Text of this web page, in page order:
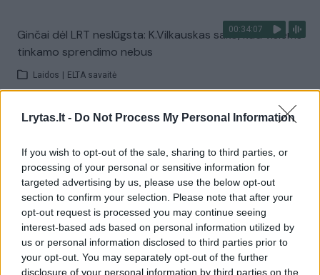
Lrytas.lt - Do Not Process My Personal Information
If you wish to opt-out of the sale, sharing to third parties, or
processing of your personal or sensitive information for
targeted advertising by us, please use the below opt-out
section to confirm your selection. Please note that after your
opt-out request is processed you may continue seeing
interest-based ads based on personal information utilized by
us or personal information disclosed to third parties prior to
your opt-out. You may separately opt-out of the further
disclosure of your personal information by third parties on the
00:34:07
Ginčai dėl LRT neslūgsta: K.Vilkauskas sako, kad visiems
tinkamo sprendimo nebus
Laidos | ELTA savaitė
00:43:37
M. Garbačiauskaitė-Budrienė perspėja: naujas
atleidimui
Žinios Lietuvos diena
00:13:56
Neabejoja, kad didėjantys protestų dalyvių skaičiai
daro įtaką LSDP: tai – prarastos galimybės
Laidos | Nauja diena